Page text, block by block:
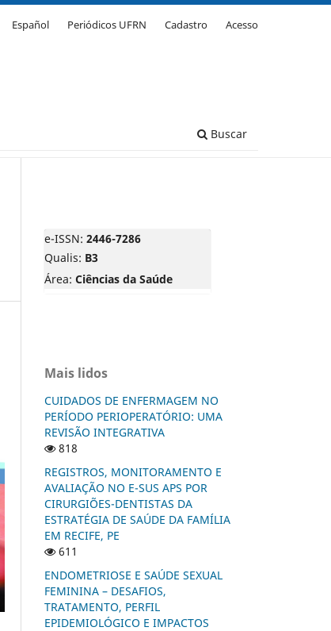
Buscar
Español Periódicos UFRN Cadastro Acesso
e-ISSN: 2446-7286
Qualis: B3
Área: Ciências da Saúde
Mais lidos
CUIDADOS DE ENFERMAGEM NO
PERÍODO PERIOPERATÓRIO: UMA
REVISÃO INTEGRATIVA
818
REGISTROS, MONITORAMENTO E
AVALIAÇÃO NO E-SUS APS POR
CIRURGIÕES-DENTISTAS DA
ESTRATÉGIA DE SAÚDE DA FAMÍLIA
EM RECIFE, PE
611
ENDOMETRIOSE E SAÚDE SEXUAL
FEMININA – DESAFIOS,
TRATAMENTO, PERFIL
EPIDEMIOLÓGICO E IMPACTOS